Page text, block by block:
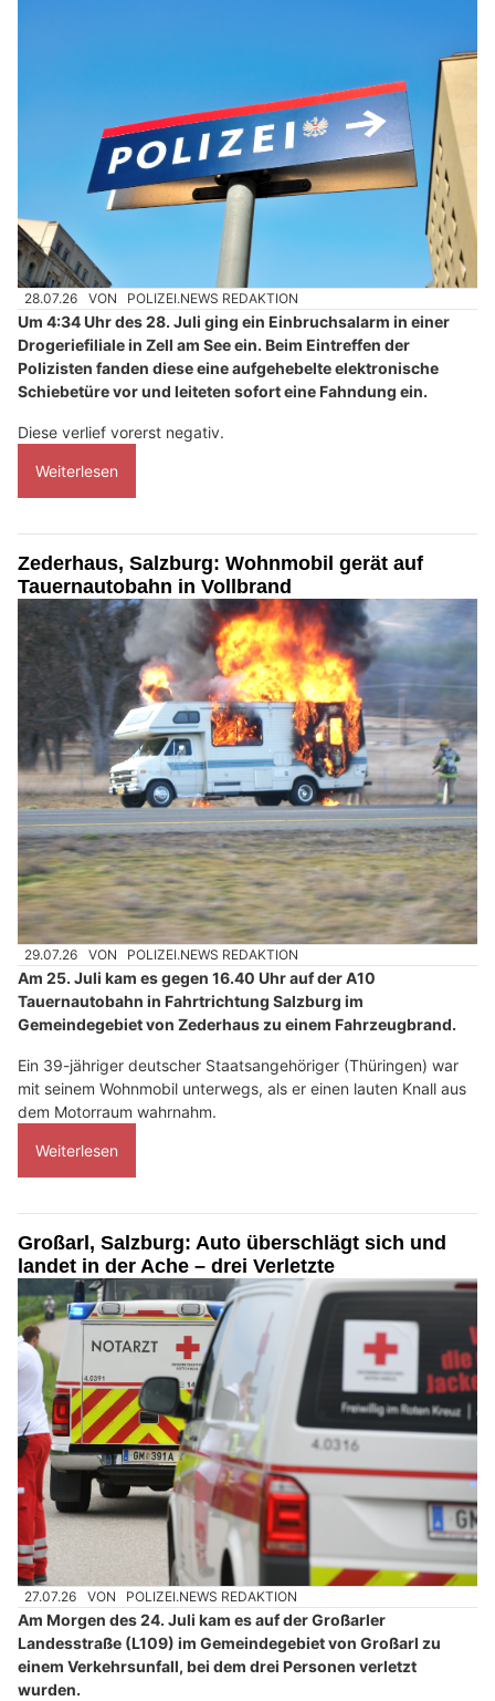
28.07.26 VON POLIZEI.NEWS REDAKTION
Um 4:34 Uhr des 28. Juli ging ein Einbruchsalarm in einer
Drogeriefiliale in Zell am See ein. Beim Eintreffen der
Polizisten fanden diese eine aufgehebelte elektronische
Schiebetüre vor und leiteten sofort eine Fahndung ein.
Diese verlief vorerst negativ.
Weiterlesen
Zederhaus, Salzburg: Wohnmobil gerät auf
Tauernautobahn in Vollbrand
29.07.26 VON POLIZEI.NEWS REDAKTION
Am 25. Juli kam es gegen 16.40 Uhr auf der A10
Tauernautobahn in Fahrtrichtung Salzburg im
Gemeindegebiet von Zederhaus zu einem Fahrzeugbrand.
Ein 39-jähriger deutscher Staatsangehöriger (Thüringen) war
mit seinem Wohnmobil unterwegs, als er einen lauten Knall aus
dem Motorraum wahrnahm.
Weiterlesen
Großarl, Salzburg: Auto überschlägt sich und
landet in der Ache – drei Verletzte
27.07.26 VON POLIZEI.NEWS REDAKTION
Am Morgen des 24. Juli kam es auf der Großarler
Landesstraße (L109) im Gemeindegebiet von Großarl zu
einem Verkehrsunfall, bei dem drei Personen verletzt
wurden.